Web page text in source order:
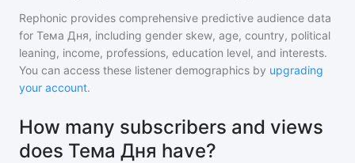
Rephonic provides comprehensive predictive audience data
for Тема Дня, including gender skew, age, country, political
leaning, income, professions, education level, and interests.
You can access these listener demographics by upgrading
your account.
How many subscribers and views
does Тема Дня have?